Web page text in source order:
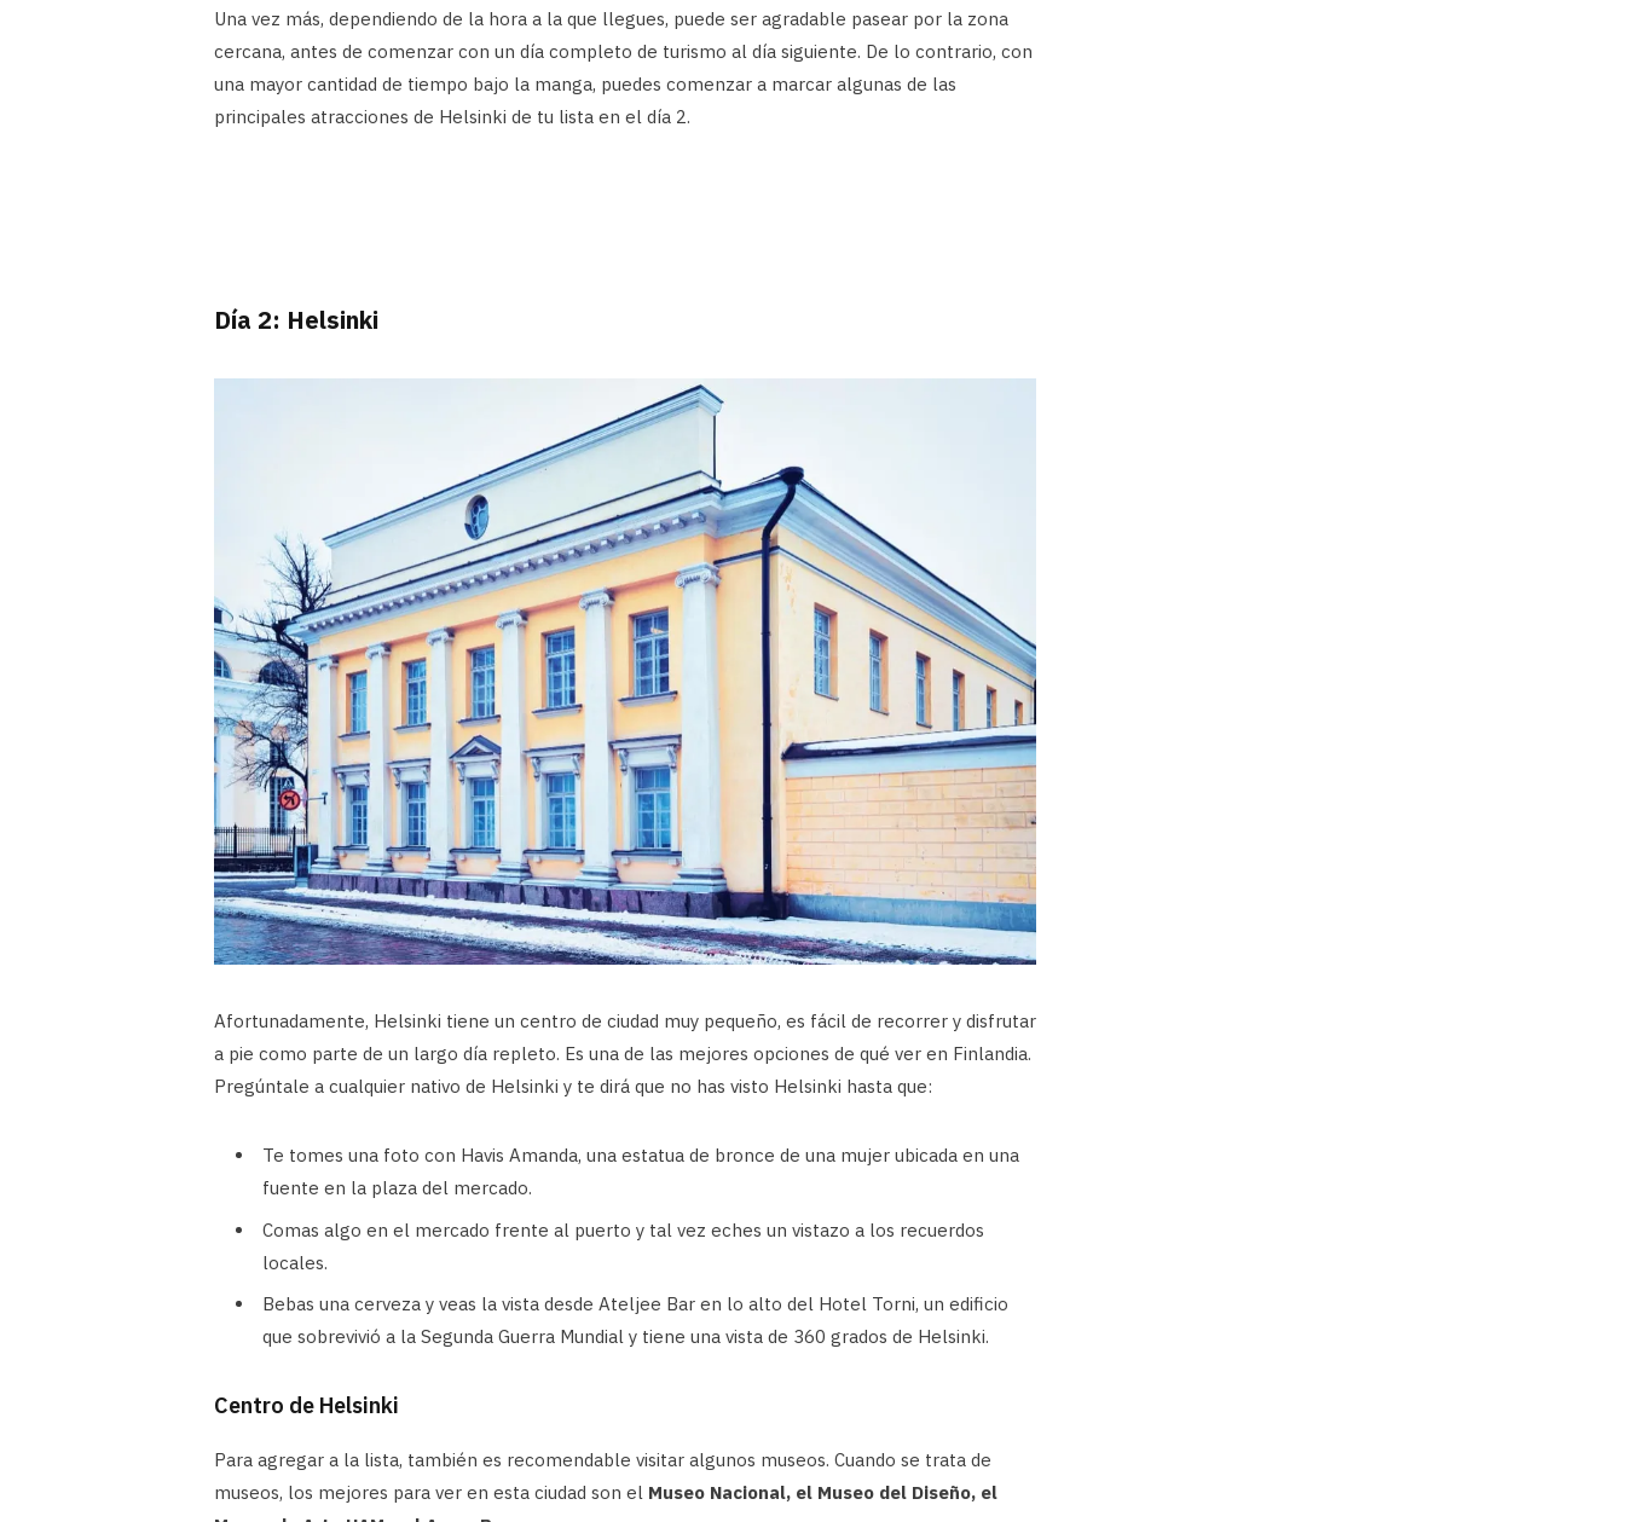
Una vez más, dependiendo de la hora a la que llegues, puede ser agradable pasear por la zona
cercana, antes de comenzar con un día completo de turismo al día siguiente. De lo contrario, con
una mayor cantidad de tiempo bajo la manga, puedes comenzar a marcar algunas de las
principales atracciones de Helsinki de tu lista en el día 2.
Día 2: Helsinki
Afortunadamente, Helsinki tiene un centro de ciudad muy pequeño, es fácil de recorrer y disfrutar
a pie como parte de un largo día repleto. Es una de las mejores opciones de qué ver en Finlandia.
Pregúntale a cualquier nativo de Helsinki y te dirá que no has visto Helsinki hasta que:
Te tomes una foto con Havis Amanda, una estatua de bronce de una mujer ubicada en una
fuente en la plaza del mercado.
Comas algo en el mercado frente al puerto y tal vez eches un vistazo a los recuerdos
locales.
Bebas una cerveza y veas la vista desde Ateljee Bar en lo alto del Hotel Torni, un edificio
que sobrevivió a la Segunda Guerra Mundial y tiene una vista de 360 ​​grados de Helsinki.
Centro de Helsinki
Para agregar a la lista, también es recomendable visitar algunos museos. Cuando se trata de
museos, los mejores para ver en esta ciudad son el Museo Nacional, el Museo del Diseño, el